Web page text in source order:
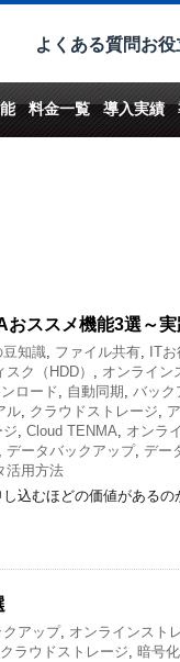
よくある質問お役
料金一覧 導入実績
ススメ機能3選～実
豆知識, ファイル共有, IT
ク（HDD） , オンライン
ロード, 自動同期, バック
ル, クラウドストレージ,
, Cloud TENMA, オンラ
, データバックアップ, デー
活用方法
込むほどの価値がある
アップ, オンラインスト
クラウドストレージ, 暗号化